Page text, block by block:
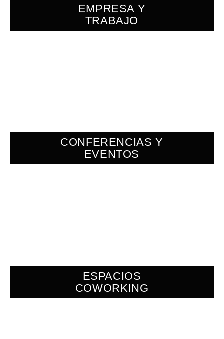
EMPRESA Y
TRABAJO
CONFERENCIAS Y
EVENTOS
ESPACIOS
COWORKING